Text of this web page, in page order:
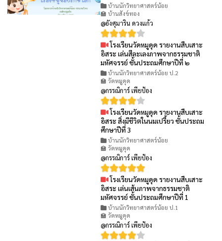
บ้านนักวิทยาศาสตร์น้อย
🏫 บ้านสังข์ทอง
@อังศุมาริน ดวงแก้ว
โรงเรียนวัดหมูดุด รายงานสืบเสาะ
อิสระ เล่นสีละเลงภาพจากธรรมชาติ
มหัศจรรย์ ชั้นประถมศึกษาปีที่ ๒
บ้านนักวิทยาศาสตร์น้อย ป.2
🏫 วัดหมูดุด
@กรรณิการ์ เพียป้อง
โรงเรียนวัดหมูดุด รายงานสืบเสาะ
อิสระ สิ่งมีชีวิตในนมเปรี้ยว ชั้นประถม
ศึกษาปีที่ 3
บ้านนักวิทยาศาสตร์น้อย
🏫 วัดหมูดุด
@กรรณิการ์ เพียป้อง
โรงเรียนวัดหมูดุด รายงานสืบเสาะ
อิสระ เล่นเส้นภาพจากธรรมชาติ
มหัศจรรย์ ชั้นประถมศึกษาปีที่ 1
บ้านนักวิทยาศาสตร์น้อย ป.1
🏫 วัดหมูดุด
@กรรณิการ์ เพียป้อง